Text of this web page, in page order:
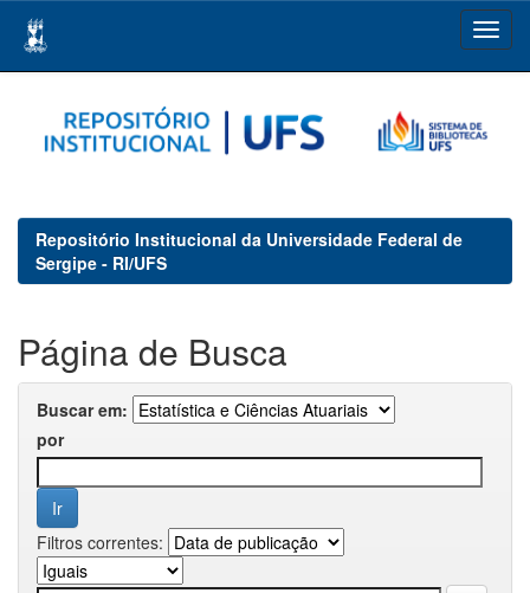
navigation
Repositório Institucional da Universidade Federal de
Sergipe - RI/UFS
Página de Busca
Buscar em:
por
Filtros correntes: